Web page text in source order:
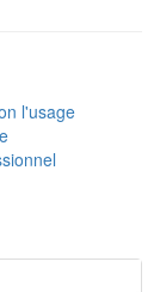
l'usage